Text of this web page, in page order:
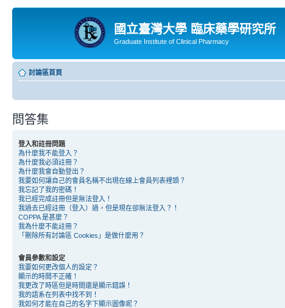
國立臺灣大學 臨床藥學研究所
Graduate Institute of Clinical Pharmacy
討論區首頁
問答集
登入和註冊問題
為什麼我不能登入？
為什麼我必須註冊？
為什麼我會自動登出？
我要如何讓自己的會員名稱不出現在線上會員列表裡頭？
我忘記了我的密碼！
我已經完成註冊但是無法登入！
我過去已經註冊（登入）過，但是現在卻無法登入？！
COPPA 是甚麼？
我為什麼不能註冊？
「刪除所有討論區 Cookies」是做什麼用？
會員參數和設定
我要如何更改個人的設定？
顯示的時間不正確！
我更改了時區但是時間還是顯示錯誤！
我的語系在列表中找不到！
我如何才能在自己的名字下顯示圖像呢？